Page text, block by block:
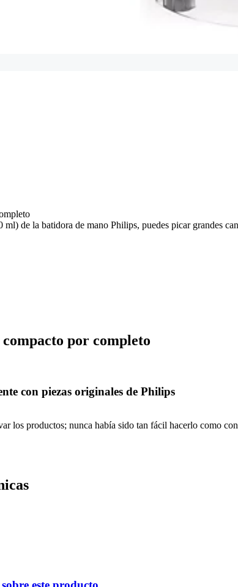
de la batidora de mano Philips, puedes picar grandes
por completo
con piezas originales de Philips
los productos; nunca había sido tan fácil hacerlo como